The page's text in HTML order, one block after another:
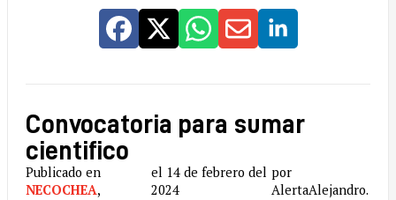
Convocatoria para sumar
cientifico
Publicado en
NECOCHEA,
el 14 de febrero del
2024
por
AlertaAlejandro.